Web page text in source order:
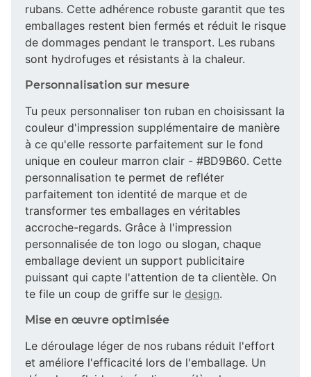
rubans. Cette adhérence robuste garantit que tes
emballages restent bien fermés et réduit le risque
de dommages pendant le transport. Les rubans
sont hydrofuges et résistants à la chaleur.
Personnalisation sur mesure
Tu peux personnaliser ton ruban en choisissant la
couleur d'impression supplémentaire de manière
à ce qu'elle ressorte parfaitement sur le fond
unique en couleur marron clair - #BD9B60. Cette
personnalisation te permet de refléter
parfaitement ton identité de marque et de
transformer tes emballages en véritables
accroche-regards. Grâce à l'impression
personnalisée de ton logo ou slogan, chaque
emballage devient un support publicitaire
puissant qui capte l'attention de ta clientèle. On
te file un coup de griffe sur le design.
Mise en œuvre optimisée
Le déroulage léger de nos rubans réduit l'effort
et améliore l'efficacité lors de l'emballage. Un